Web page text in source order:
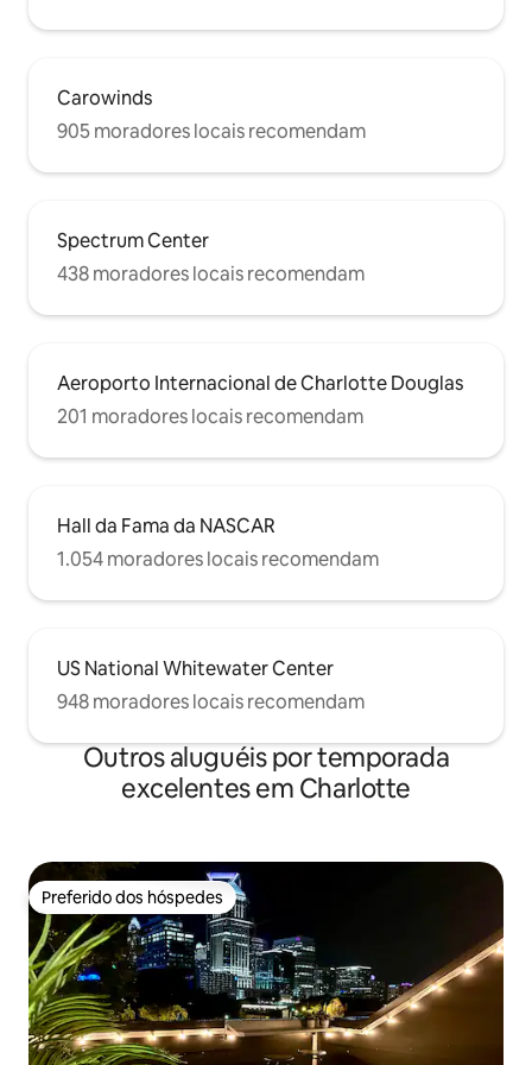
Carowinds
905 moradores locais recomendam
Spectrum Center
438 moradores locais recomendam
Aeroporto Internacional de Charlotte Douglas
201 moradores locais recomendam
Hall da Fama da NASCAR
1.054 moradores locais recomendam
US National Whitewater Center
948 moradores locais recomendam
Outros aluguéis por temporada
excelentes em Charlotte
Preferido dos hóspedes
Preferido dos hóspedes